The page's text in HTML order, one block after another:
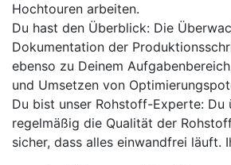
Hochtouren arbeiten.
Du hast den Überblick: Die
Dokumentation der
ebenso zu Deinem
und Umsetzen von
Du bist unser Rohstoff-Experte: Du
regelmäßig die Qualität der
sicher, dass alles einwandfrei läuft.